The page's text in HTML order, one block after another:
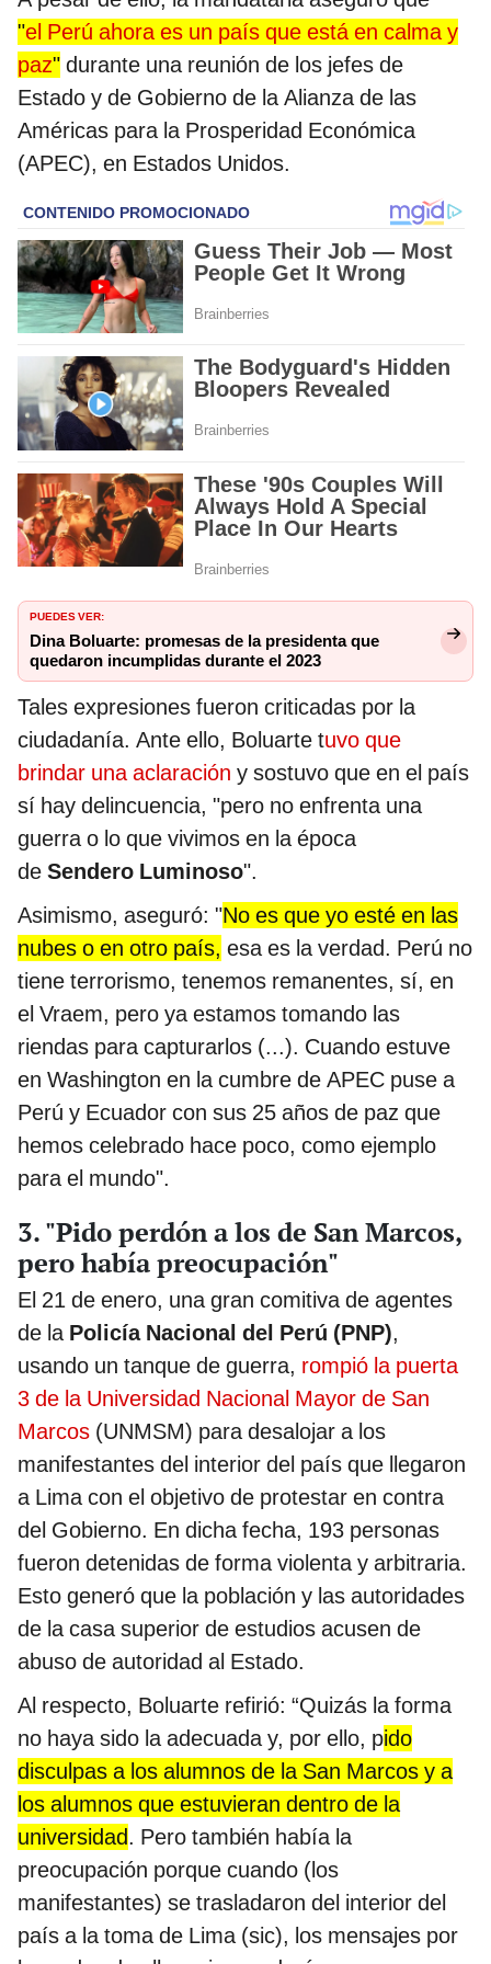
"el Perú ahora es un país que está en calma y
paz" durante una reunión de los jefes de
Estado y de Gobierno de la Alianza de las
Américas para la Prosperidad Económica
(APEC), en Estados Unidos.
PUEDES VER:
Dina Boluarte: promesas de la presidenta que
quedaron incumplidas durante el 2023
Tales expresiones fueron criticadas por la
ciudadanía. Ante ello, Boluarte tuvo que
brindar una aclaración y sostuvo que en el país
sí hay delincuencia, "pero no enfrenta una
guerra o lo que vivimos en la época
de Sendero Luminoso".
Asimismo, aseguró: "No es que yo esté en las
nubes o en otro país, esa es la verdad. Perú no
tiene terrorismo, tenemos remanentes, sí, en
el Vraem, pero ya estamos tomando las
riendas para capturarlos (...). Cuando estuve
en Washington en la cumbre de APEC puse a
Perú y Ecuador con sus 25 años de paz que
hemos celebrado hace poco, como ejemplo
para el mundo".
3. "Pido perdón a los de San Marcos,
pero había preocupación"
El 21 de enero, una gran comitiva de agentes
de la Policía Nacional del Perú (PNP),
usando un tanque de guerra, rompió la puerta
3 de la Universidad Nacional Mayor de San
Marcos (UNMSM) para desalojar a los
manifestantes del interior del país que llegaron
a Lima con el objetivo de protestar en contra
del Gobierno. En dicha fecha, 193 personas
fueron detenidas de forma violenta y arbitraria.
Esto generó que la población y las autoridades
de la casa superior de estudios acusen de
abuso de autoridad al Estado.
Al respecto, Boluarte refirió: “Quizás la forma
no haya sido la adecuada y, por ello, pido
disculpas a los alumnos de la San Marcos y a
los alumnos que estuvieran dentro de la
universidad. Pero también había la
preocupación porque cuando (los
manifestantes) se trasladaron del interior del
país a la toma de Lima (sic), los mensajes por